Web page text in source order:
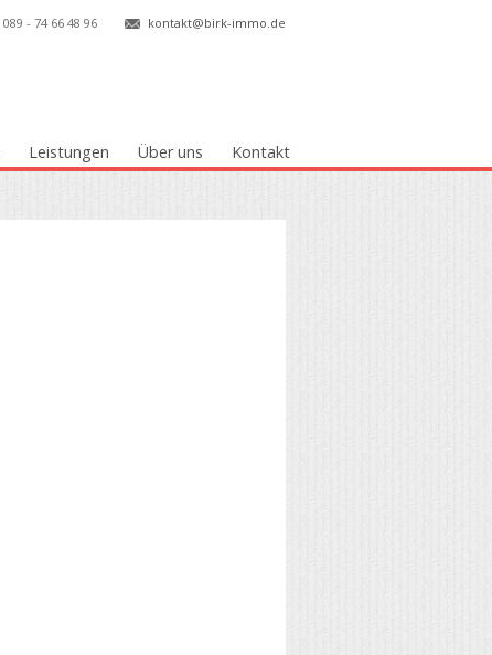
089 - 74 66 48 96 kontakt@birk-immo.de
Leistungen Über uns Kontakt